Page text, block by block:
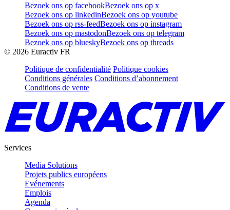
Bezoek ons op facebookBezoek ons op x
Bezoek ons op linkedinBezoek ons op youtube
Bezoek ons op rss-feedBezoek ons op instagram
Bezoek ons op mastodonBezoek ons op telegram
Bezoek ons op blueskyBezoek ons op threads
© 2026 Euractiv FR
Politique de confidentialité Politique cookies
Conditions générales Conditions d’abonnement
Conditions de vente
Services
Media Solutions
Projets publics européens
Evénements
Emplois
Agenda